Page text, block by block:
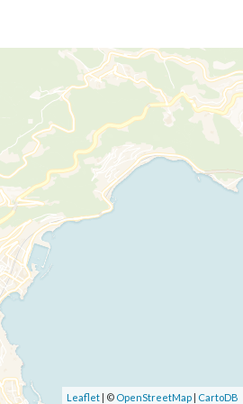
Leaflet | © OpenStreetMap | CartoDB